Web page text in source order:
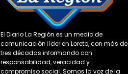
El Diario La Región es un medio de
comunicación líder en Loreto, con más de
tres décadas informando con
responsabilidad, veracidad y
compromiso social. Somos la voz de la